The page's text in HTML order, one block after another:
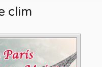
clim